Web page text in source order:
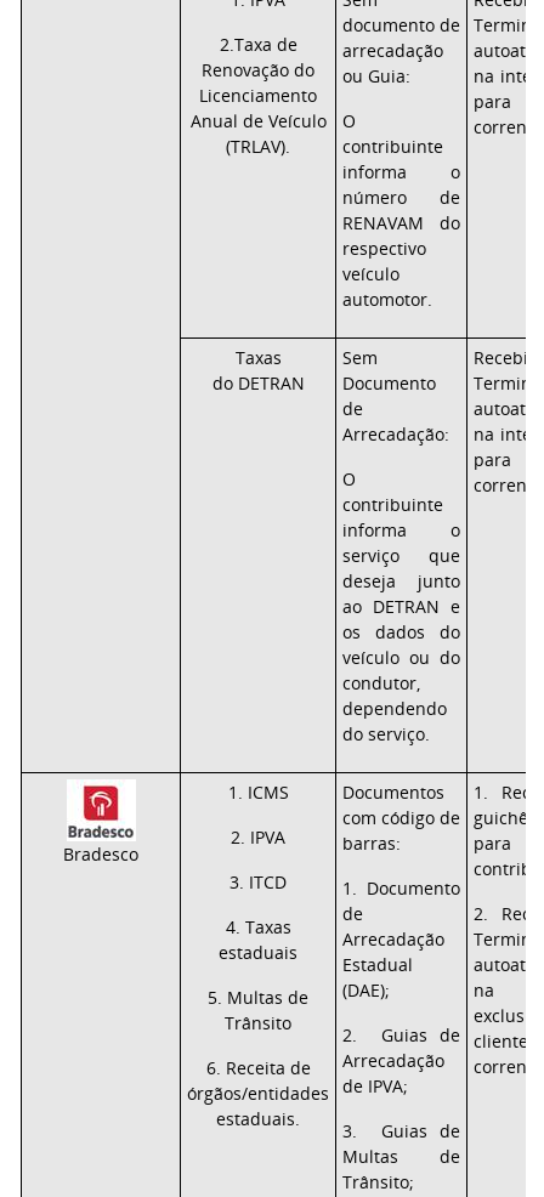
2.Taxa de
Renovação do
Licenciamento
Anual de Veículo
(TRLAV).
documento de
arrecadação
ou Guia:
O
contribuinte
informa o
número de
RENAVAM do
respectivo
veículo
automotor.
na
para
Taxas
do DETRAN
Sem
Documento
de
Arrecadação:
O
contribuinte
informa o
serviço que
deseja junto
ao DETRAN e
os dados do
veículo ou do
condutor,
dependendo
do serviço.
na
para
Bradesco
1. ICMS
2. IPVA
3. ITCD
4. Taxas
estaduais
5. Multas de
Trânsito
6. Receita de
órgãos/entidades
estaduais.
Documentos
com código de
barras:
1. Documento
de
Arrecadação
Estadual
(DAE);
2. Guias de
Arrecadação
de IPVA;
3. Guias de
Multas de
Trânsito;
1.
para
2.
na